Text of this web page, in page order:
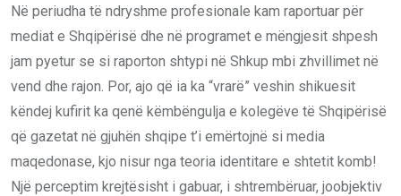
Në periudha të ndryshme profesionale kam raportuar për
mediat e Shqipërisë dhe në programet e mëngjesit shpesh
jam pyetur se si raporton shtypi në Shkup mbi zhvillimet në
vend dhe rajon. Por, ajo që ia ka “vrarë” veshin shikuesit
këndej kufirit ka qenë këmbëngulja e kolegëve të Shqipërisë
që gazetat në gjuhën shqipe t’i emërtojnë si media
maqedonase, kjo nisur nga teoria identitare e shtetit komb!
Një perceptim krejtësisht i gabuar, i shtrembëruar, joobjektiv